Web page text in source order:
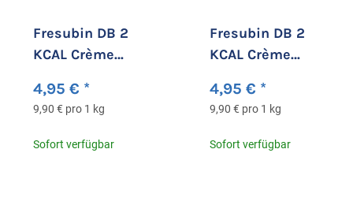
Fresubin DB 2
KCAL Crème
4,95 € *
9,90 € pro 1 kg
Sofort verfügbar
Fresubin DB 2
KCAL Crème
4,95 € *
9,90 € pro 1 kg
Sofort verfügbar